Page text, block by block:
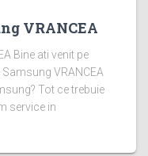
VRANCEA
Bine ati venit pe
VRANCEA
Tot ce trebuie
service in